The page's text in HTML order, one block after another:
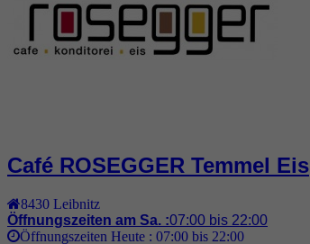
Café ROSEGGER Temmel Eis
8430 Leibnitz
Öffnungszeiten am Sa. :07:00 bis 22:00
Öffnungszeiten Heute : 07:00 bis 22:00